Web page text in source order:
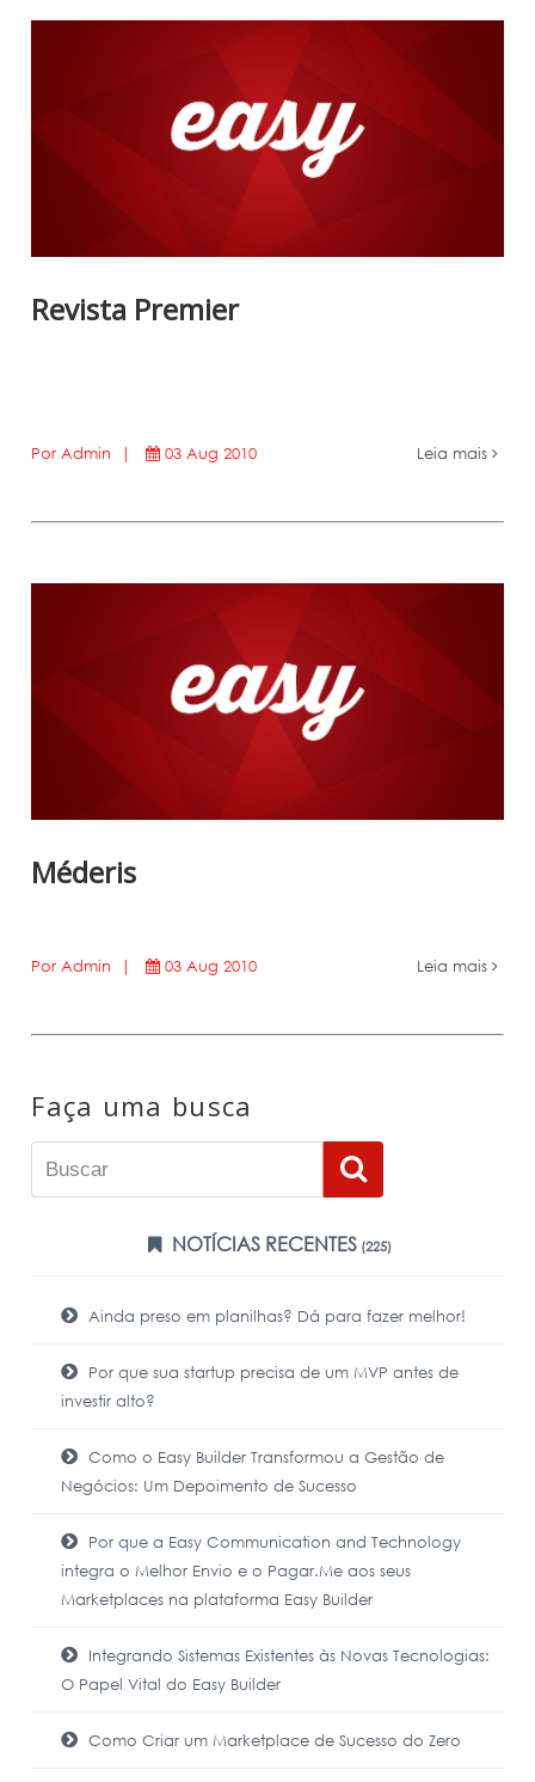
Revista Premier
Por Admin | 03 Aug 2010 Leia mais
Méderis
Por Admin | 03 Aug 2010 Leia mais
Faça uma busca
NOTÍCIAS RECENTES(225)
Ainda preso em planilhas? Dá para fazer melhor!
Por que sua startup precisa de um MVP antes de
investir alto?
Como o Easy Builder Transformou a Gestão de
Negócios: Um Depoimento de Sucesso
Por que a Easy Communication and Technology
integra o Melhor Envio e o Pagar.Me aos seus
Marketplaces na plataforma Easy Builder
Integrando Sistemas Existentes às Novas Tecnologias:
O Papel Vital do Easy Builder
Como Criar um Marketplace de Sucesso do Zero